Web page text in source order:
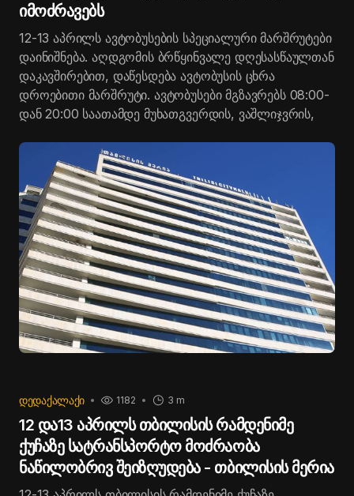
იმოძრავებს
12-13 აპრილს ავტობუსების სპეციალური მარშრუტები
დაინიშნება. აღდგომის ბრწყინვალე დღესასწაულთან
დაკავშირებით, დაწესდება ავტობუსის ცხრა
დროებითი მარშრუტი. ავტობუსები მგზავრებს 08:00-
დან 20:00 საათამდე მუხათგვერდის, ვაშლიჯვრის,
ღრმაღელის, ველისა და ვარკეთილის
სასაფლაოების მიმართულებით გადაიყვანს.
საზოგადოებრივი ტრანსპორტის სპეციალური
მარშრუტები იმოძრავებს მეტროსადგურებიდან:
„მარჯანიშვილი“, „დელისი“, „სარაჯიშვილი“,
„ვარკეთილის“ მიმდებარე ტერიტორიიდან, ასევე,
„დიდუბის“ ზედა გასასვლელიდან, სადგურის
მოედნიდან („თბილისი ცენტრალის“ პირდაპირ),
ბესარიონ ჭიჭინაძის ქუჩიდან (კორპუსი N25-ის
პირდაპირ) და ვარკეთილის III მასივიდან - შუამთისა
და აბაშვილის ქუჩების გადაკვეთიდან. აღნიშნული
ᲓᲔᲓᲐᲥᲐᲚᲐᲥᲘ 3 m
1182
12 და13 აპრილს თბილისის რამდენიმე
ქუჩაზე სატრანსპორტო მოძრაობა
ნაწილობრივ შეიზღუდება - თბილისის მერია